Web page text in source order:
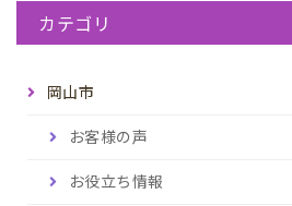
カテゴリ
岡山市
お客様の声
お役立ち情報